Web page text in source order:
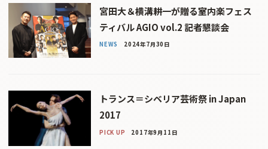
宮田大＆横溝耕一が贈る室内楽フェス
ティバル AGIO vol.2 記者懇談会
NEWS 2024年7月30日
トランス＝シベリア芸術祭 in Japan
2017
PICK UP 2017年9月11日